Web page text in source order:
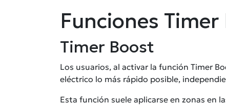
Funciones
Timer Boost
Los usuarios, al activar la función Timer
eléctrico lo más rápido posible,
Esta función suele aplicarse en zonas en